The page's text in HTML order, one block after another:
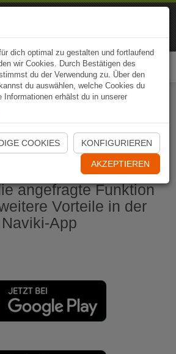
App jetzt öffnen
angefragte Funktion
Vorteile in der
Naviki-App
dich optimal zu gestalten und fortlaufend
wir Cookies. Durch Bestätigen des
du der Verwendung zu. Über den
du auswählen, welche Cookies du
erhälst du in unserer
COOKIES KONFIGURIEREN
AKZEPTIEREN